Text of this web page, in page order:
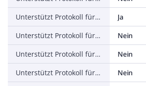
Unterstützt Protokoll für ASI
Ja
Unterstützt Protokoll für KNX
Nein
Unterstützt Protokoll für Modbus
Nein
Unterstützt Protokoll für Data-Highway
Nein